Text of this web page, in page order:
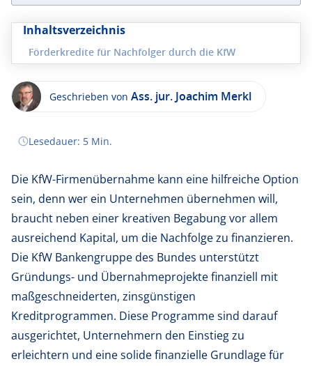
Inhaltsverzeichnis
Förderkredite für Nachfolger durch die KfW
Was wird für Unternehmen gefördert?
Wie wird für die KfW Firmenübernahme gefördert?
Eckpunkte zum ERP-Gründerkredit
Geschrieben von Ass. jur. Joachim Merkl
Lesedauer: 5 Min.
Die KfW-Firmenübernahme kann eine hilfreiche Option
sein, denn wer ein Unternehmen übernehmen will,
braucht neben einer kreativen Begabung vor allem
ausreichend Kapital, um die Nachfolge zu finanzieren.
Die KfW Bankengruppe des Bundes unterstützt
Gründungs- und Übernahmeprojekte finanziell mit
maßgeschneiderten, zinsgünstigen
Kreditprogrammen. Diese Programme sind darauf
ausgerichtet, Unternehmern den Einstieg zu
erleichtern und eine solide finanzielle Grundlage für